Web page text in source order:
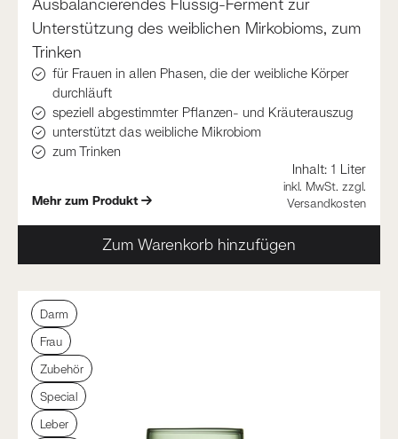
Unterstützung des weiblichen Mirkobioms, zum
Trinken
für Frauen in allen Phasen, die der weibliche Körper
durchläuft
speziell abgestimmter Pflanzen- und Kräuterauszug
unterstützt das weibliche Mikrobiom
zum Trinken
Mehr zum Produkt
Inhalt: 1 Liter
inkl. MwSt. zzgl.
Versandkosten
Zum Warenkorb hinzufügen
Darm
Frau
Zubehör
Special
Leber